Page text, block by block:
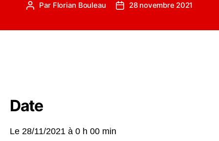
Auteur
Par Florian Bouleau
Date28 novembre 2021
Date
Le 28/11/2021 à 0 h 00 min